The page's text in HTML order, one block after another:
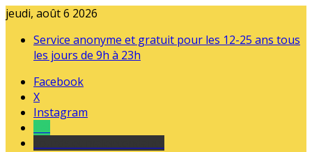
jeudi, août 6 2026
Service anonyme et gratuit pour les 12-25 ans tous
les jours de 9h à 23h
Facebook
X
Instagram